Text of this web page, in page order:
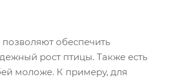
обеспечить
рост птицы. Также есть
моложе. К примеру, для